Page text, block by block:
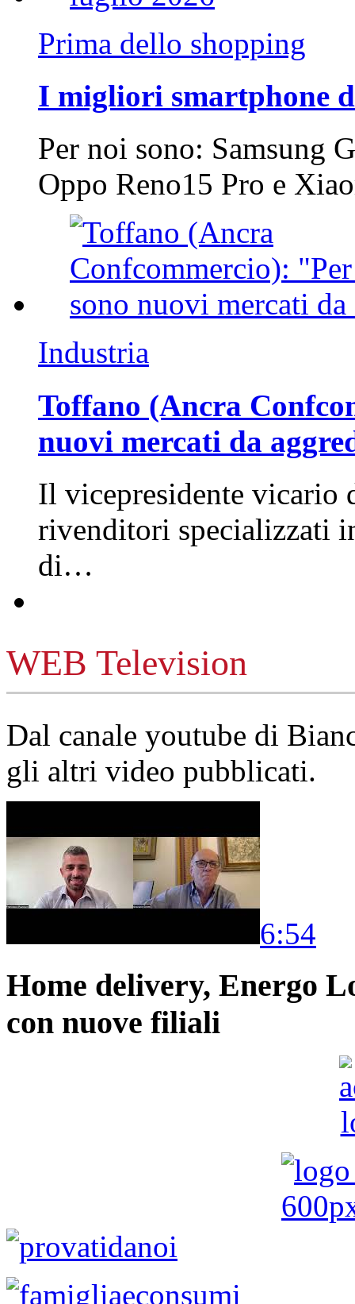
Prima dello shopping
I migliori smartphone
Per noi sono: Samsung
Oppo Reno15 Pro e
Industria
Toffano (Ancra
nuovi mercati da
Il vicepresidente vicario
rivenditori specializzati
di…
WEB Television
Dal canale youtube di
gli altri video pubblicati.
6:54
Home delivery, Energo
con nuove filiali